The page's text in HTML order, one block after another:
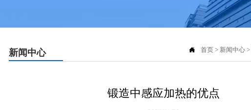
新闻中心  首页> 新闻中心>
锻造中感应加热的优点